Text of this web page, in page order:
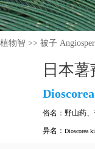
植物智 >> 被子
日本薯
Dioscorea
俗名： 野山药、
异名： Dioscorea